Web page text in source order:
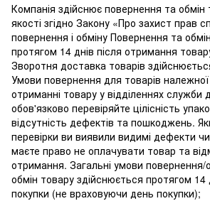
Компанія здійснює повернення та обмін
якості згідно Закону «Про захист прав
повернення і обміну Повернення та
протягом 14 днів після отримання
Зворотня доставка товарів
Умови повернення для товарів належної
отриманні товару у відділеннях служби
обов'язково перевіряйте цілісність
відсутність дефектів та пошкоджень.
перевірки ви виявили видимі дефекти
маєте право не оплачувати товар та
отримання. Загальні умови повернення/
обмін товару здійснюється протягом
покупки (не враховуючи день покупки);